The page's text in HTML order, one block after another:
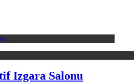
Izgara Salonu